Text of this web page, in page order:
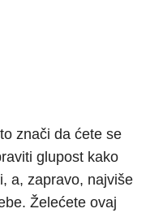
znači da ćete se
glupost kako
a, zapravo, najviše
Želećete ovaj